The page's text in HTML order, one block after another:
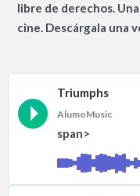
libre de derechos.
cine. Descárgala una
Triumphs
AlumoMusic
span>